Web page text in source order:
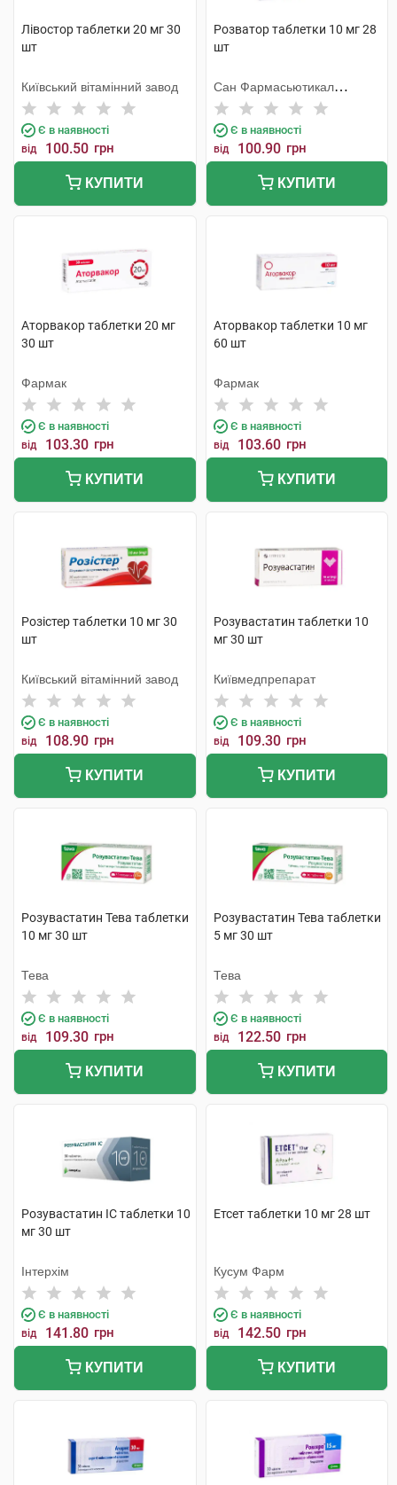
Лівостор таблетки 20 мг 30
шт
Київський вітамінний завод
Є в наявності
від 100.50 грн
КУПИТИ
Розватор таблетки 10 мг 28
шт
Сан Фармасьютикал
Індастріз
Є в наявності
від 100.90 грн
КУПИТИ
Аторвакор таблетки 20 мг
30 шт
Фармак
Є в наявності
від 103.30 грн
КУПИТИ
Аторвакор таблетки 10 мг
60 шт
Фармак
Є в наявності
від 103.60 грн
КУПИТИ
Розістер таблетки 10 мг 30
шт
Київський вітамінний завод
Є в наявності
від 108.90 грн
КУПИТИ
Розувастатин таблетки 10
мг 30 шт
Київмедпрепарат
Є в наявності
від 109.30 грн
КУПИТИ
Розувастатин Тева таблетки
10 мг 30 шт
Тева
Є в наявності
від 109.30 грн
КУПИТИ
Розувастатин Тева таблетки
5 мг 30 шт
Тева
Є в наявності
від 122.50 грн
КУПИТИ
Розувастатин ІС таблетки 10
мг 30 шт
Інтерхім
Є в наявності
від 141.80 грн
КУПИТИ
Етсет таблетки 10 мг 28 шт
Кусум Фарм
Є в наявності
від 142.50 грн
КУПИТИ